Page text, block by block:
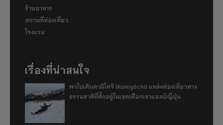
ร้านอาหาร
สถานที่ท่องเที่ยว
โรงแรม
เรื่องที่น่าสนใจ
พาไปเดินคามิโคจิ (Kamigōchi) แหล่งท่องเที่ยวทาง
ธรรมชาติที่ตั้งอยู่ในเขตเทือกเขาแอลป์ญี่ปุ่น